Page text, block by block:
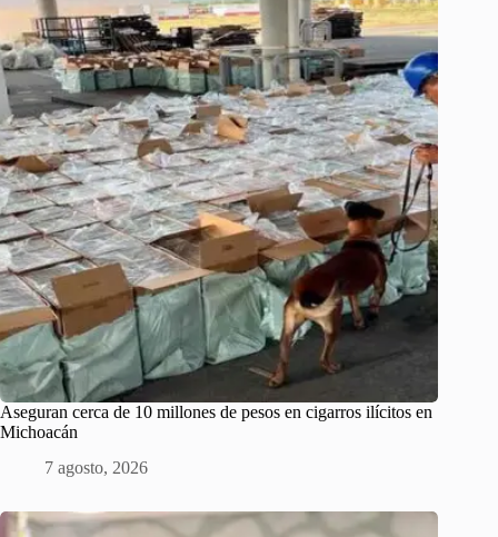
Aseguran cerca de 10 millones de pesos en cigarros ilícitos en
Michoacán
7 agosto, 2026